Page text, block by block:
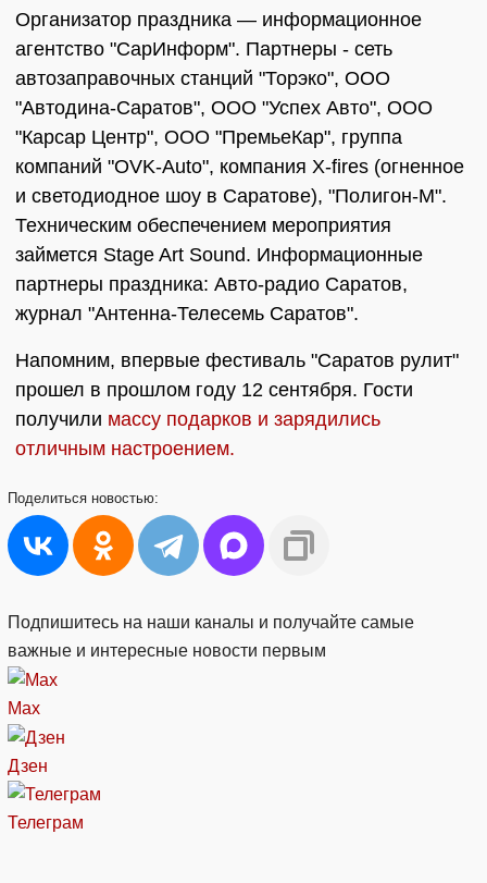
Организатор праздника — информационное
агентство "СарИнформ". Партнеры - сеть
автозаправочных станций "Торэко", ООО
"Автодина-Саратов", ООО "Успех Авто", ООО
"Карсар Центр", ООО "ПремьеКар", группа
компаний "OVK-Auto", компания X-fires (огненное
и светодиодное шоу в Саратове), "Полигон-М".
Техническим обеспечением мероприятия
займется Stage Art Sound. Информационные
партнеры праздника: Авто-радио Саратов,
журнал "Антенна-Телесемь Саратов".
Напомним, впервые фестиваль "Саратов рулит"
прошел в прошлом году 12 сентября. Гости
получили массу подарков и зарядились
отличным настроением.
Поделиться новостью:
Подпишитесь на наши каналы и получайте самые
важные и интересные новости первым
Max
Дзен
Телеграм